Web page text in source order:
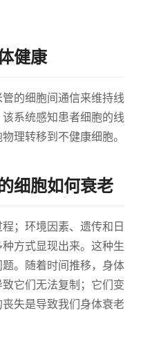
健康
的细胞间通信来维持线
系统感知患者细胞的线
理转移到不健康细胞。
细胞如何衰老
；环境因素、遗传和日
方式显现出来。这种生
。随着时间推移，身体
它们无法复制；它们变
失是导致我们身体衰老